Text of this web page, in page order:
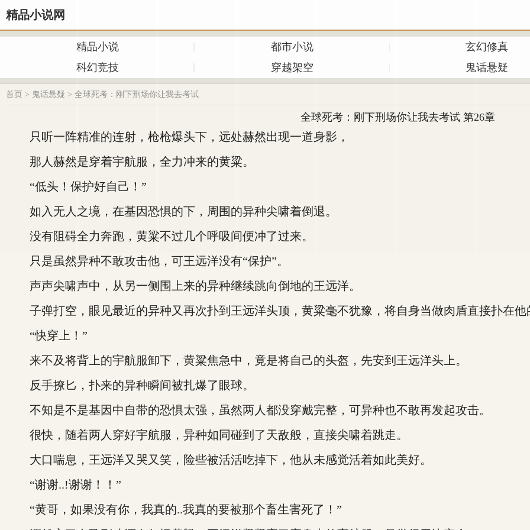
精品小说网
精品小说 都市小说
玄幻修真
科幻竞技
穿越架空 鬼话悬疑
首页 > 鬼话悬疑 > 全球死考：刚下刑场你让我去考试
全球死考：刚下刑场你让我去考试 第26章
只听一阵精准的连射，枪枪爆头下，远处赫然出现一道身影，
那人赫然是穿着宇航服，全力冲来的黄粱。
“低头！保护好自己！”
如入无人之境，在基因恐惧的下，周围的异种尖啸着倒退。
没有阻碍全力奔跑，黄粱不过几个呼吸间便冲了过来。
只是虽然异种不敢攻击他，可王远洋没有“保护”。
声声尖啸声中，从另一侧围上来的异种继续跳向倒地的王远洋。
子弹打空，眼见最近的异种又再次扑到王远洋头顶，黄粱毫不犹豫，将自身当做肉盾直接扑在他
“快穿上！”
来不及将背上的宇航服卸下，黄粱焦急中，竟是将自己的头盔，先安到王远洋头上。
反手撩匕，扑来的异种瞬间被扎爆了眼球。
不知是不是基因中自带的恐惧太强，虽然两人都没穿戴完整，可异种也不敢再发起攻击。
很快，随着两人穿好宇航服，异种如同碰到了天敌般，直接尖啸着跳走。
大口喘息，王远洋又哭又笑，险些被活活吃掉下，他从未感觉活着如此美好。
“谢谢..!谢谢！！”
“黄哥，如果没有你，我真的..我真的要被那个畜生害死了！”